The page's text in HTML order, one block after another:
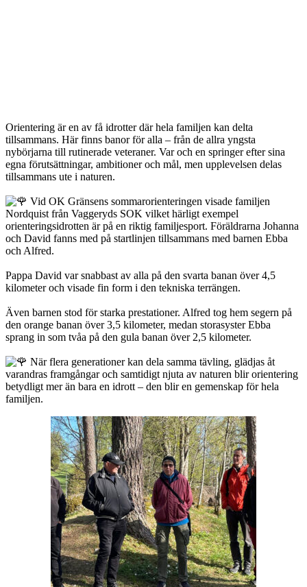
Orientering är en av få idrotter där hela familjen kan delta
tillsammans. Här finns banor för alla – från de allra yngsta
nybörjarna till rutinerade veteraner. Var och en springer efter sina
egna förutsättningar, ambitioner och mål, men upplevelsen delas
tillsammans ute i naturen.
Vid OK Gränsens sommarorienteringen visade familjen
Nordquist från Vaggeryds SOK vilket härligt exempel
orienteringsidrotten är på en riktig familjesport. Föräldrarna Johanna
och David fanns med på startlinjen tillsammans med barnen Ebba
och Alfred.
Pappa David var snabbast av alla på den svarta banan över 4,5
kilometer och visade fin form i den tekniska terrängen.
Även barnen stod för starka prestationer. Alfred tog hem segern på
den orange banan över 3,5 kilometer, medan storasyster Ebba
sprang in som tvåa på den gula banan över 2,5 kilometer.
När flera generationer kan dela samma tävling, glädjas åt
varandras framgångar och samtidigt njuta av naturen blir orientering
betydligt mer än bara en idrott – den blir en gemenskap för hela
familjen.